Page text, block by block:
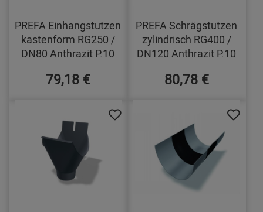
PREFA Einhangstutzen
kastenform RG250 /
DN80 Anthrazit P.10
79,18 €
PREFA Schrägstutzen
zylindrisch RG400 /
DN120 Anthrazit P.10
80,78 €